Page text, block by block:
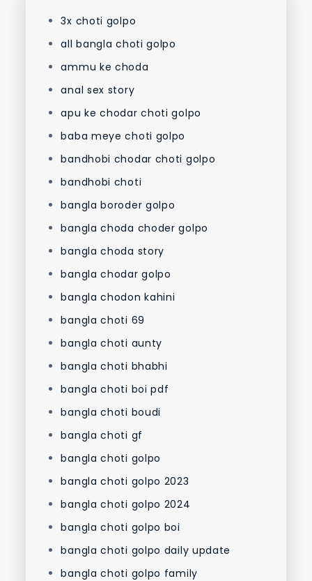
3x choti golpo
all bangla choti golpo
ammu ke choda
anal sex story
apu ke chodar choti golpo
baba meye choti golpo
bandhobi chodar choti golpo
bandhobi choti
bangla boroder golpo
bangla choda choder golpo
bangla choda story
bangla chodar golpo
bangla chodon kahini
bangla choti 69
bangla choti aunty
bangla choti bhabhi
bangla choti boi pdf
bangla choti boudi
bangla choti gf
bangla choti golpo
bangla choti golpo 2023
bangla choti golpo 2024
bangla choti golpo boi
bangla choti golpo daily update
bangla choti golpo family